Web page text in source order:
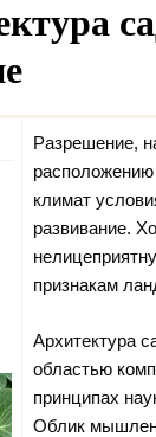
Разрешение,
климат
развивание.
признакам
Архитектура
областью
принципах
Облик